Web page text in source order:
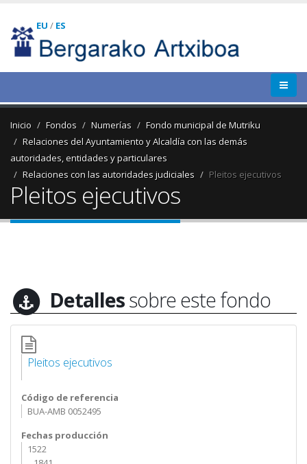
EU / ES
Inicio Fondos Numerías
Fondo municipal de Mutriku
Relaciones del Ayuntamiento y Alcaldía con las demás
autoridades, entidades y particulares
Relaciones con las autoridades judiciales
Pleitos ejecutivos
Pleitos ejecutivos
Detallessobre este fondo
Pleitos ejecutivos
Código de referencia
BUA-AMB 0052495
Fechas producción
1522